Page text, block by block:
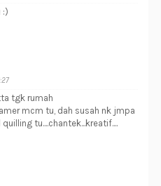
:)
tgk rumah
mcm tu, dah susah nk jmpa
tu....chantek...kreatif....